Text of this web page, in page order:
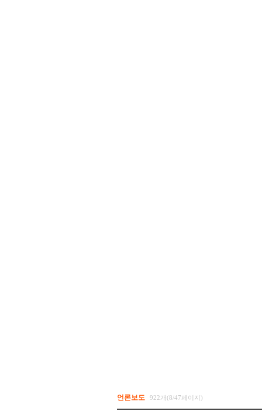
언론보도 922개(8/47페이지)